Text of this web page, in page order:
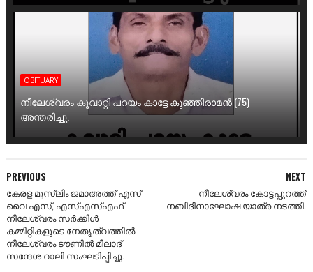
OBITUARY
നീലേശ്വരം കൂവാറ്റി പറയം കാട്ടേ കുഞ്ഞിരാമൻ (75)
അന്തരിച്ചു.
NEXT
നീലേശ്വരം കോട്ടപ്പുറത്ത്
നബിദിനാഘോഷ യാത്ര നടത്തി.
PREVIOUS
കേരള മുസ്ലിം ജമാഅത്ത് എസ്
വൈ എസ്, എസ്എസ്‌എഫ്
നീലേശ്വരം സർക്കിൾ
കമ്മിറ്റികളുടെ നേതൃത്വത്തിൽ
നീലേശ്വരം ടൗണിൽ മീലാദ്
സന്ദേശ റാലി സംഘടിപ്പിച്ചു.